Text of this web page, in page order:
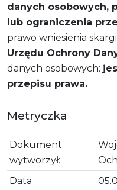
danych osobowych,
lub ograniczenia
prawo wniesienia
Urzędu Ochrony
danych osobowych:
przepisu prawa.
Metryczka
Dokument
wytworzył:
Data